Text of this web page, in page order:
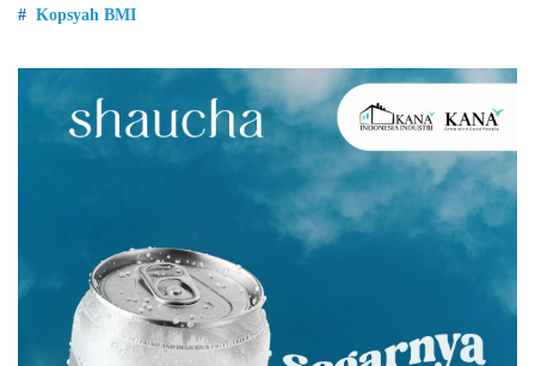
Kopsyah BMI